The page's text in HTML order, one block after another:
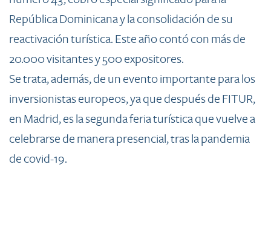
República Dominicana y la consolidación de su
reactivación turística. Este año contó con más de
20.000 visitantes y 500 expositores.
Se trata, además, de un evento importante para los
inversionistas europeos, ya que después de FITUR,
en Madrid, es la segunda feria turística que vuelve a
celebrarse de manera presencial, tras la pandemia
de covid-19.​​